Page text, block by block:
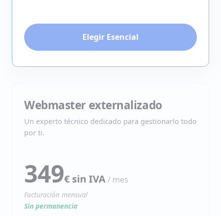
Elegir Esencial
Webmaster externalizado
Un experto técnico dedicado para gestionarlo todo
por ti.
349€ sin IVA/ mes
Facturación mensual
Sin permanencia